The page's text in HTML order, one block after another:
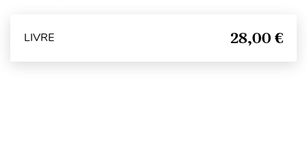
LIVRE 28,00 €